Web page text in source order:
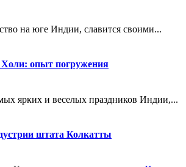
на юге Индии, славится своими...
Холи: опыт погружения
ярких и веселых праздников Индии,...
штата Колкатты